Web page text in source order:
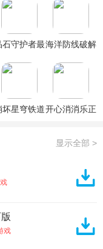
石守护者最海洋防线破解
坏星穹铁道开心消消乐正
显示全部 >
戏